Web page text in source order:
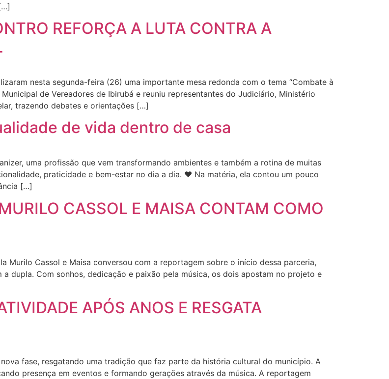
REFORÇA A LUTA CONTRA A
nesta segunda-feira (26) uma importante mesa redonda com o tema “Combate à
de Vereadores de Ibirubá e reuniu representantes do Judiciário, Ministério
trazendo debates e orientações […]
de vida dentro de casa
uma profissão que vem transformando ambientes e também a rotina de muitas
praticidade e bem-estar no dia a dia. ❤️ Na matéria, ela contou um pouco
[…]
CASSOL E MAISA CONTAM COMO
Murilo Cassol e Maisa conversou com a reportagem sobre o início dessa parceria,
dupla. Com sonhos, dedicação e paixão pela música, os dois apostam no projeto e
APÓS ANOS E RESGATA
fase, resgatando uma tradição que faz parte da história cultural do município. A
presença em eventos e formando gerações através da música. A reportagem